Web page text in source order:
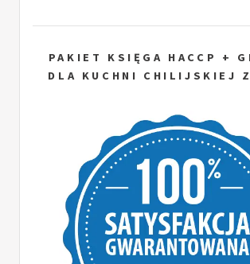
PAKIET KSIĘGA HACCP +
DLA KUCHNI CHILIJSKIEJ